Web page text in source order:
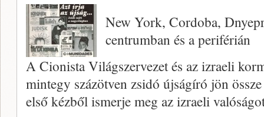
New York, Cordoba,
centrumban és a periférián
A Cionista Világszervezet és az izra­eli
mintegy százötven zsidó újságíró jön
első kézből ismerje meg az iz­raeli